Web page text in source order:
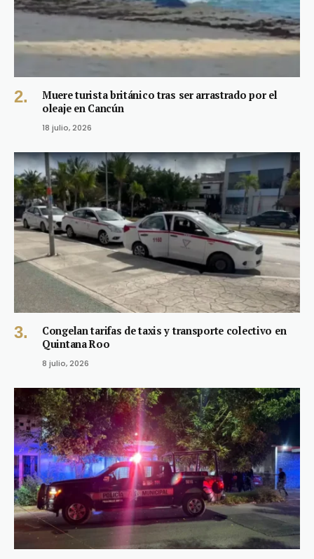
Muere turista británico tras ser arrastrado por el
oleaje en Cancún
18 julio, 2026
Congelan tarifas de taxis y transporte colectivo en
Quintana Roo
8 julio, 2026